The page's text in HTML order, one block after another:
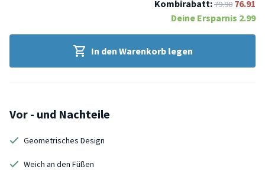
Kombirabatt:79.90 76.91
Deine Ersparnis 2.99
In den Warenkorb legen
Vor - und Nachteile
Geometrisches Design
Weich an den Füßen